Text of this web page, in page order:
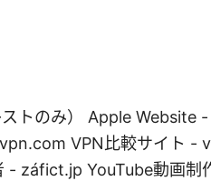
トのみ） Apple Website
VPN比較サイト -
- záfict.jp YouTube動画